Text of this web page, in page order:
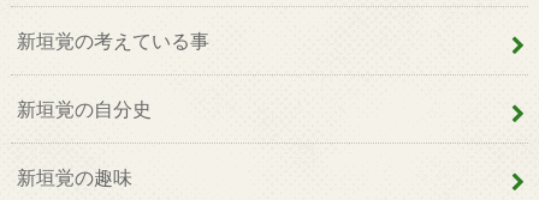
新垣覚の考えている事
新垣覚の自分史
新垣覚の趣味